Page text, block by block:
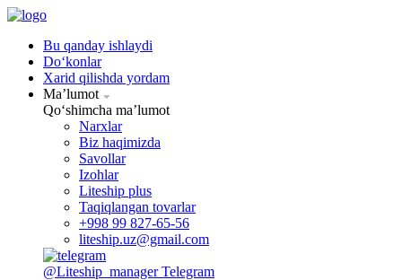
Bu qanday ishlaydi
Doʻkonlar
Xarid qilishda yordam
Maʼlumot
Qoʻshimcha maʼlumot
Narxlar
Biz haqimizda
Savollar
Izohlar
Liteship plus
Taqiqlangan tovarlar
+998 99 827-65-56
liteship.uz@gmail.com
@Liteship_manager Telegram